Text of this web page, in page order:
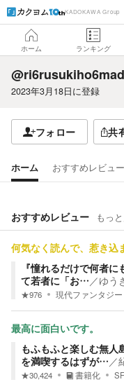
KADOKAWA Group
ホーム ランキング
2023年3月18日に登録
フォロー 共
ホーム おすすめレビュー
おすすめレビュー もっ
何気なく読んで、惹き込
『憧れるだけで何者
て若者に「お…／ゆう
★976 現代ファンタジー
最高に面白いです。
もふもふと楽しむ無人
を満喫するはずが…／
★30,424 書籍化 SF